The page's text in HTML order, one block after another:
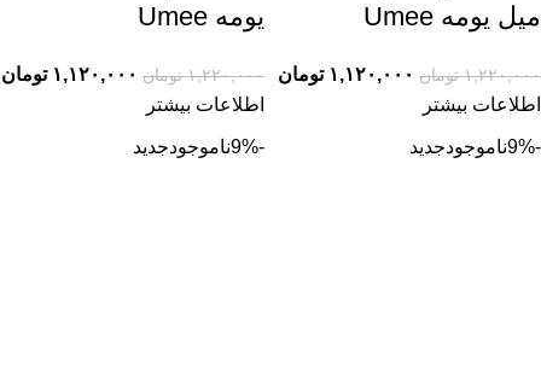
میل یومه Umee
۱,۲۲۰,۰۰۰ تومان ۱,۱۲۰,۰۰۰ تومان
اطلاعات بیشتر
یومه Umee
۱,۲۲۰,۰۰۰ تومان ۱,۱۲۰,۰۰۰ تومان
اطلاعات بیشتر
-9% ناموجودجدید -9% ناموجودجدید